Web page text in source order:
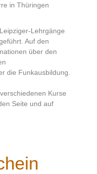
in Thüringen
Lehrgänge
Auf den
über den
die Funkausbildung.
Kurse
Seite und auf